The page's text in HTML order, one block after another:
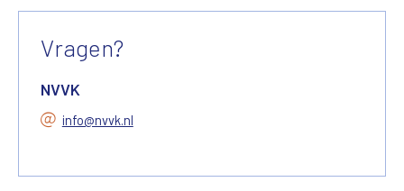
Vragen?
NVVK
info@nvvk.nl